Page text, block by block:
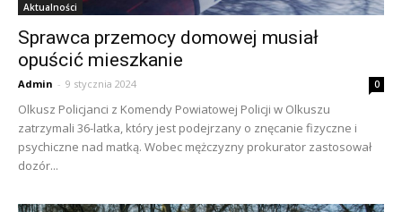
Aktualności
Sprawca przemocy domowej musiał
opuścić mieszkanie
Admin - 9 stycznia 2024 0
Olkusz Policjanci z Komendy Powiatowej Policji w Olkuszu
zatrzymali 36-latka, który jest podejrzany o znęcanie fizyczne i
psychiczne nad matką. Wobec mężczyzny prokurator zastosował
dozór...